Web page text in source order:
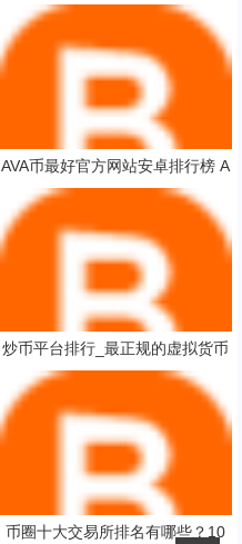
币交易所排行榜
AVA币最好官方网站安卓排行榜 A
VA币官方网站最多人用公布
炒币平台排行_最正规的虚拟货币
交易平台
币圈十大交易所排名有哪些？10